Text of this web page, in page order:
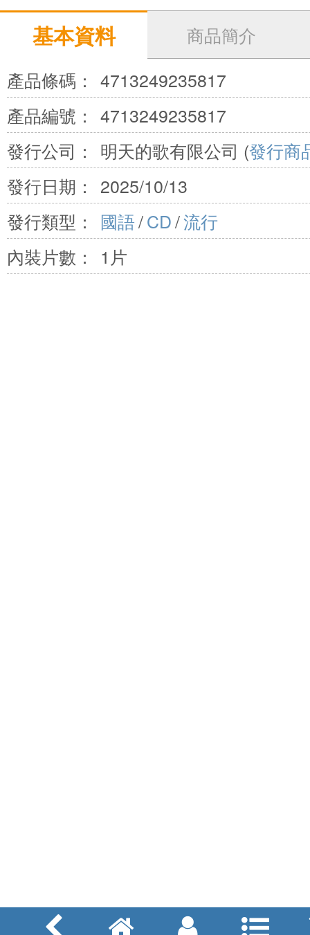
基本資料
商品簡介
產品條碼： 4713249235817
產品編號： 4713249235817
發行公司：
明天的歌有限公司 (發行商
發行日期：
2025/10/13
發行類型：
國語/CD/流行
內裝片數：
1片